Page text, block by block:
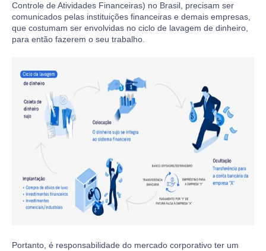
Controle de Atividades Financeiras) no Brasil, precisam ser
comunicados pelas instituições financeiras e demais empresas,
que costumam ser envolvidas no ciclo de lavagem de dinheiro,
para então fazerem o seu trabalho.
Portanto, é responsabilidade do mercado corporativo ter um